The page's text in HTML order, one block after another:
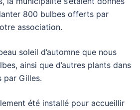
800 bulbes offerts par
association.
soleil d’automne que nous
ainsi que d’autres plants dans
par Gilles.
été installé pour accueillir